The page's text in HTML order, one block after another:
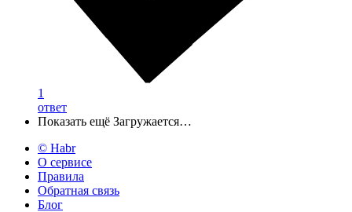
1
ответ
Показать ещё Загружается…
© Habr
О сервисе
Правила
Обратная связь
Блог